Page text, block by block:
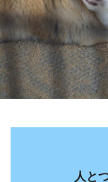
人と